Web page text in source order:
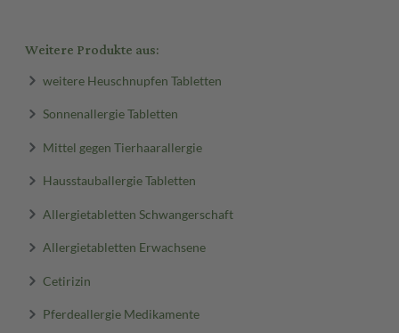
Weitere Produkte aus:
weitere Heuschnupfen Tabletten
Sonnenallergie Tabletten
Mittel gegen Tierhaarallergie
Hausstauballergie Tabletten
Allergietabletten Schwangerschaft
Allergietabletten Erwachsene
Cetirizin
Pferdeallergie Medikamente